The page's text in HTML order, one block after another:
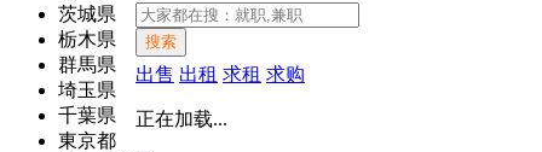
茨城県
栃木県
群馬県
埼玉県
千葉県
東京都
搜索
出售 出租 求租 求购
正在加载...